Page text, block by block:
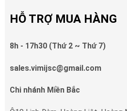
HỖ TRỢ MUA HÀNG
8h - 17h30 (Thứ 2 ~ Thứ 7)
sales.vimijsc@gmail.com
Chi nhánh Miền Bắc